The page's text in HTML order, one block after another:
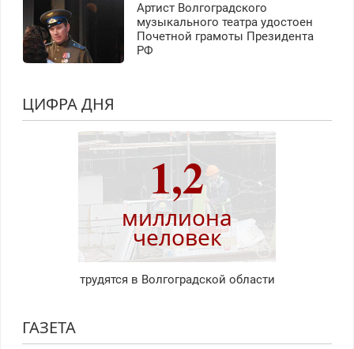
Артист Волгоградского
музыкального театра удостоен
Почетной грамоты Президента
РФ
ЦИФРА ДНЯ
1,2
миллиона
человек
трудятся в Волгоградской области
ГАЗЕТА